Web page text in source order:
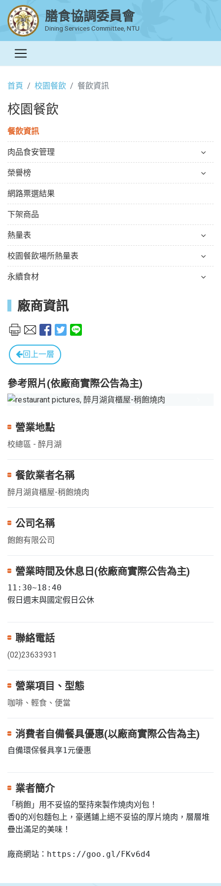
膳食協調委員會
Dining Services Committee, NTU
首頁 校園餐飲 餐飲資訊
校園餐飲
餐飲資訊
肉品食安管理
榮譽榜
網路票選結果
下架商品
熱量表
校園餐飲場所熱量表
永續食材
廠商資訊
回上一層
參考照片(依廠商實際公告為主)
Previous
營業地點
校總區 - 醉月湖
餐飲業者名稱
醉月湖貨櫃屋-稍飽燒肉
公司名稱
飽飽有限公司
營業時間及休息日(依廠商實際公告為主)
11:30~18:40
假日週末與國定假日公休
聯絡電話
(02)23633931
營業項目、型態
咖啡、輕食、便當
消費者自備餐具優惠(以廠商實際公告為主)
自備環保餐具享1元優惠
業者簡介
「稍飽」用不妥協的堅持來製作燒肉刈包！
香Q的刈包麵包上，豪邁鋪上絕不妥協的厚片燒肉，層層堆
疊出滿足的美味！
廠商網站：https://goo.gl/FKv6d4